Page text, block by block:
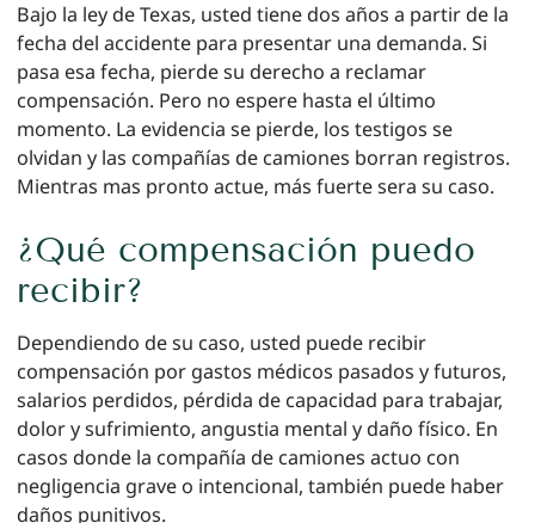
Bajo la ley de Texas, usted tiene dos años a partir de la
fecha del accidente para presentar una demanda. Si
pasa esa fecha, pierde su derecho a reclamar
compensación. Pero no espere hasta el último
momento. La evidencia se pierde, los testigos se
olvidan y las compañías de camiones borran registros.
Mientras mas pronto actue, más fuerte sera su caso.
¿Qué compensación puedo
recibir?
Dependiendo de su caso, usted puede recibir
compensación por gastos médicos pasados y futuros,
salarios perdidos, pérdida de capacidad para trabajar,
dolor y sufrimiento, angustia mental y daño físico. En
casos donde la compañía de camiones actuo con
negligencia grave o intencional, también puede haber
daños punitivos.